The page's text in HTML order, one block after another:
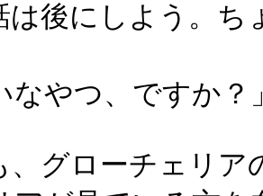
は後にしよう。
なやつ、ですか？
、グローチェリ